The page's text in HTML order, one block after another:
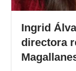
Ingrid
directora